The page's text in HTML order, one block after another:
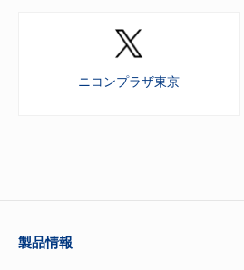
ニコンプラザ東京
製品情報